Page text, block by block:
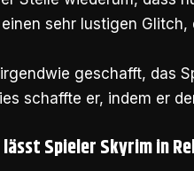
sehr lustigen
geschafft, das
schaffte er, indem er
Spieler Skyrim in